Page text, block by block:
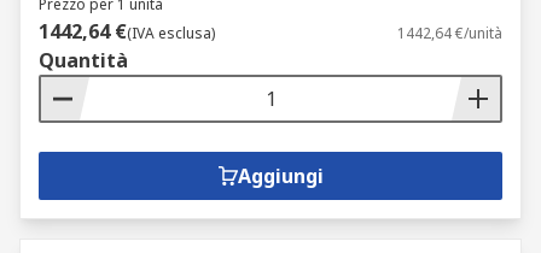
Prezzo per 1 unità
1442,64 €(IVA esclusa) 1442,64 €/unità
Quantità
Aggiungi